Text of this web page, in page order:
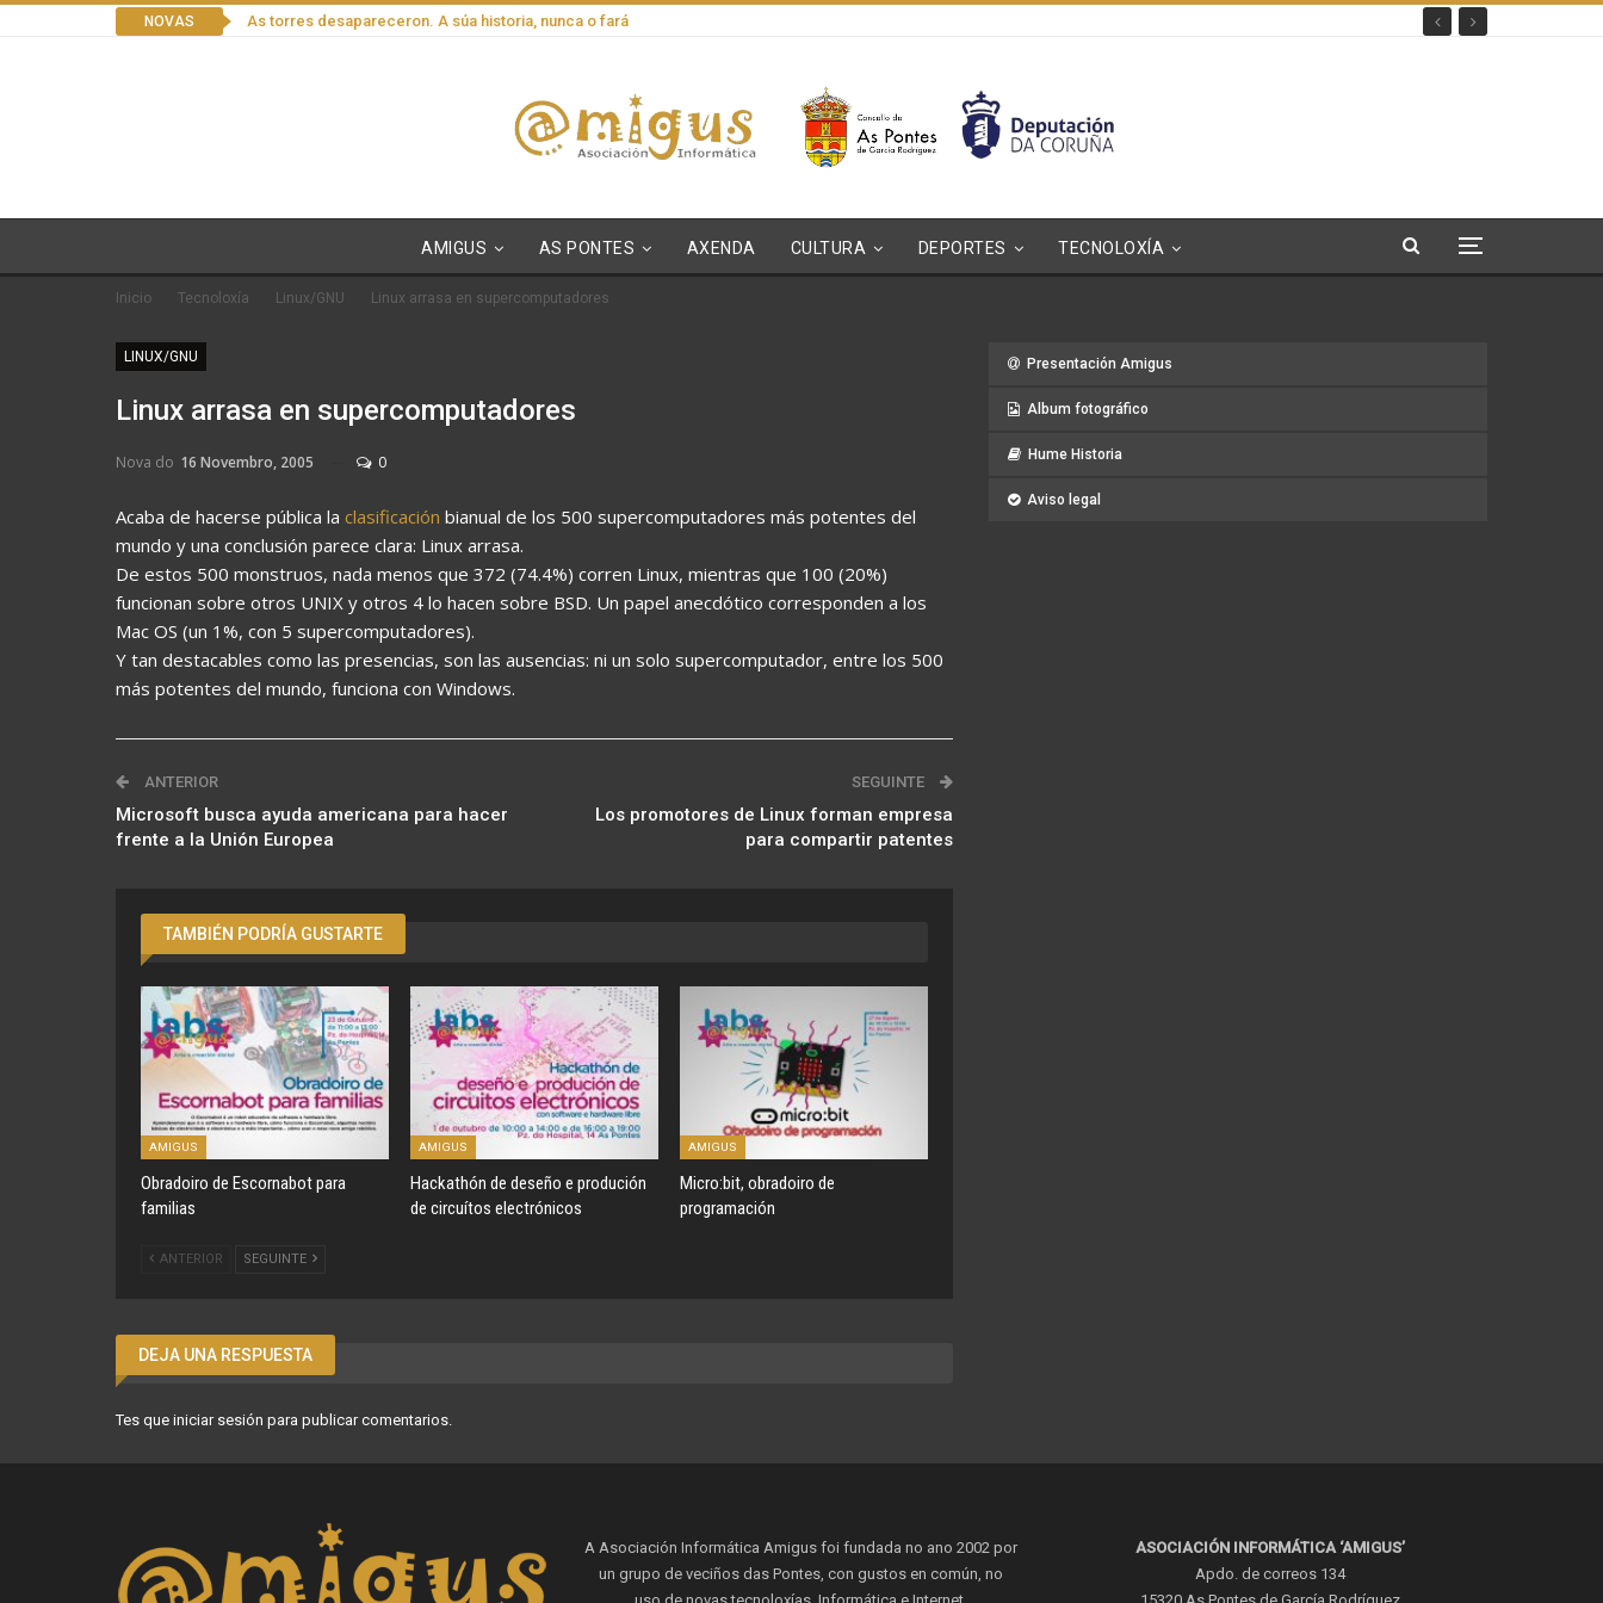
NOVAS As torres desapareceron. A súa historia, nunca o fará
AMIGUS AS PONTES AXENDA CULTURA DEPORTES TECNOLOXÍA
Inicio Tecnoloxía Linux/GNU Linux arrasa en supercomputadores
LINUX/GNU
Linux arrasa en supercomputadores
Nova do 16 Novembro, 2005 0
Acaba de hacerse pública la clasificación bianual de los 500 supercomputadores más potentes del
mundo y una conclusión parece clara: Linux arrasa.
De estos 500 monstruos, nada menos que 372 (74.4%) corren Linux, mientras que 100 (20%)
funcionan sobre otros UNIX y otros 4 lo hacen sobre BSD. Un papel anecdótico corresponden a los
Mac OS (un 1%, con 5 supercomputadores).
Y tan destacables como las presencias, son las ausencias: ni un solo supercomputador, entre los 500
más potentes del mundo, funciona con Windows.
ANTERIOR
Microsoft busca ayuda americana para hacer
frente a la Unión Europea
SEGUINTE
Los promotores de Linux forman empresa
para compartir patentes
TAMBIÉN PODRÍA GUSTARTE
AMIGUS
Obradoiro de Escornabot para
familias
AMIGUS
Hackathón de deseño e produción
de circuítos electrónicos
AMIGUS
Micro:bit, obradoiro de
programación
ANTERIOR SEGUINTE
DEJA UNA RESPUESTA
Tes que iniciar sesión para publicar comentarios.
Presentación Amigus
Album fotográfico
Hume Historia
Aviso legal
A Asociación Informática Amigus foi fundada no ano 2002 por
un grupo de veciños das Pontes, con gustos en común, no
ASOCIACIÓN INFORMÁTICA ‘AMIGUS’
Apdo. de correos 134